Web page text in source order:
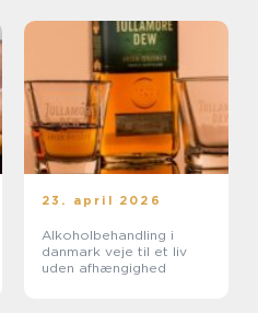
23. april 2026
Alkoholbehandling i
danmark veje til et liv
uden afhængighed